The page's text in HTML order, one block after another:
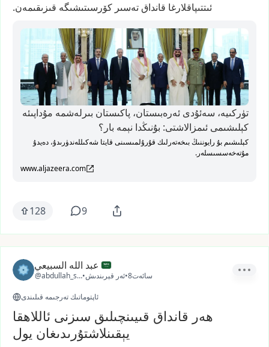
ئىتتىپاقلارغا قانداقتەسىر كۆرسىتىشىگە قىزىقىمەن.
تۈركىيە، سەئۇدى ئەرەبىستان، پاكىستان بىرلەشمە مۇداپىئە
كېلىشىمى ئىمزالاشتى: بۇنىڭدا نېمە بار؟
كېلىشىم بۇ رايوننىڭ بىخەتەرلىك قۇرۇلمىسىنى قايتا شەكىللەندۈرىدۇ، دەيدۇ
مۇتەخەسسىسلەر.
www.aljazeera.com
128 9
عبد الله السبيعي
@abdullah_sa21
•ئەر قېرىندىش• 8سائەت
ئاپتوماتىك تەرجىمە قىلىندى
ھەر قانداق قىيىنچىلىق سىزنى ئاللاھقا
يېقىنلاشتۇرىدىغان يول